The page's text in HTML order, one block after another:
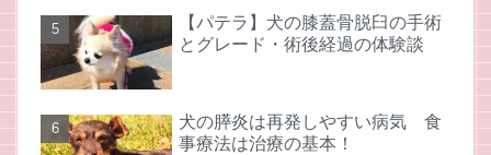
【パテラ】犬の膝蓋骨脱臼の手術
とグレード・術後経過の体験談
犬の膵炎は再発しやすい病気 食
事療法は治療の基本！